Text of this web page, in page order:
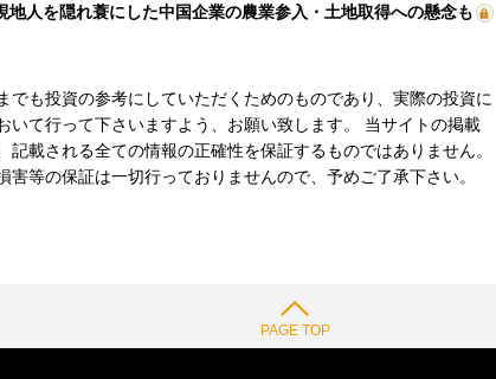
地人を隠れ蓑にした中国企業の農業参入・土地取得への懸念も
でも投資の参考にしていただくためのものであり、実際の投資に
いて行って下さいますよう、お願い致します。 当サイトの掲載
載される全ての情報の正確性を保証するものではありません。
等の保証は一切行っておりませんので、予めご了承下さい。
PAGE TOP